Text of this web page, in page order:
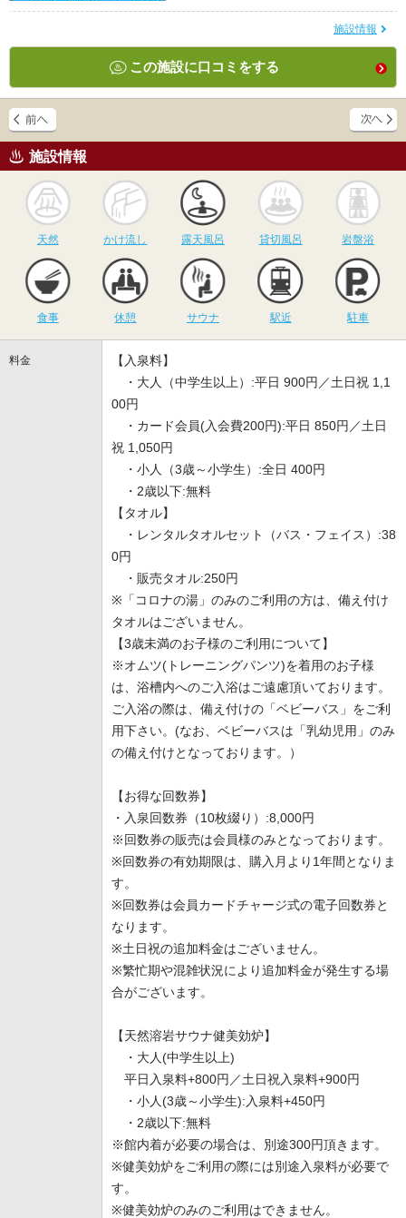
施設情報
この施設に口コミをする
施設情報
天然
かけ流し
かけ流し
露天風呂
露天風呂
貸切風呂
貸切風呂 岩盤浴
食事 休憩
サウナ
サウナ 駅近 駐車
料金
【入泉料】
・大人（中学生以上）:平日 900円／土日祝 1,1
00円
・カード会員(入会費200円):平日 850円／土日
祝 1,050円
・小人（3歳～小学生）:全日 400円
・2歳以下:無料
【タオル】
・レンタルタオルセット（バス・フェイス）:38
0円
・販売タオル:250円
※「コロナの湯」のみのご利用の方は、備え付け
タオルはございません。
【3歳未満のお子様のご利用について】
※オムツ(トレーニングパンツ)を着用のお子様
は、浴槽内へのご入浴はご遠慮頂いております。
ご入浴の際は、備え付けの「ベビーバス」をご利
用下さい。(なお、ベビーバスは「乳幼児用」のみ
の備え付けとなっております。）
【お得な回数券】
・入泉回数券（10枚綴り）:8,000円
※回数券の販売は会員様のみとなっております。
※回数券の有効期限は、購入月より1年間となりま
す。
※回数券は会員カードチャージ式の電子回数券と
なります。
※土日祝の追加料金はございません。
※繁忙期や混雑状況により追加料金が発生する場
合がございます。
【天然溶岩サウナ健美効炉】
・大人(中学生以上)
平日入泉料+800円／土日祝入泉料+900円
・小人(3歳～小学生):入泉料+450円
・2歳以下:無料
※館内着が必要の場合は、別途300円頂きます。
※健美効炉をご利用の際には別途入泉料が必要で
す。
※健美効炉のみのご利用はできません。